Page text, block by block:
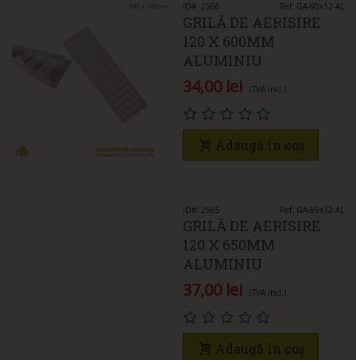
ID#: 2566 Ref: GA-60x12-AL
GRILĂ DE AERISIRE
120 X 600MM
ALUMINIU
34,00 lei (TVA incl.)
Adaugă în coș
ID#: 2565 Ref: GA-65x12-AL
GRILĂ DE AERISIRE
120 X 650MM
ALUMINIU
37,00 lei (TVA incl.)
Adaugă în coș